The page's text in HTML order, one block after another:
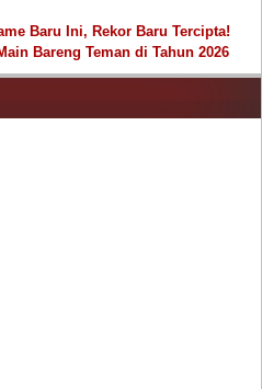
Baru Ini, Rekor Baru Tercipta!
Bareng Teman di Tahun 2026